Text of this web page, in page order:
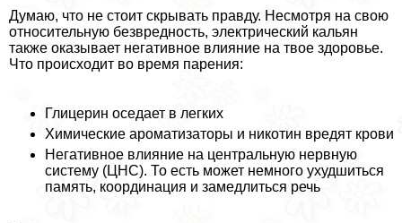
Думаю, что не стоит скрывать правду. Несмотря на свою
относительную безвредность, электрический кальян
также оказывает негативное влияние на твое здоровье.
Что происходит во время парения:
Глицерин оседает в легких
Химические ароматизаторы и никотин вредят крови
Негативное влияние на центральную нервную
систему (ЦНС). То есть может немного ухудшиться
память, координация и замедлиться речь